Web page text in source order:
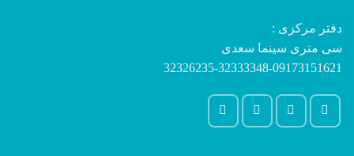
دفتر مرکزی :
سی متری سینما سعدی
32326235-32333348-09173151621